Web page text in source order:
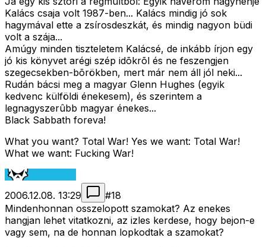
Kalács csaja volt 1987-ben... Kalács mindig jó sok
hagymával ette a zsírosdeszkát, és mindig nagyon büdi
volt a szája...
Amúgy minden tiszteletem Kalácsé, de inkább írjon egy
jó kis könyvet arégi szép idõkrõl és ne feszengjen
szegecsekben-bõrökben, mert már nem áll jól neki...
Rudán bácsi meg a magyar Glenn Hughes (egyik
kedvenc külföldi énekesem), és szerintem a
legnagyszerûbb magyar énekes...
Black Sabbath foreva!
What you want? Total War! Yes we want: Total War!
What we want: Fucking War!
2006.12.08. 13:29 #18
Mindenhonnan osszelopott szamokat? Az enekes
hangjan lehet vitatkozni, az izles kerdese, hogy bejon-e
vagy sem, na de honnan lopkodtak a szamokat?